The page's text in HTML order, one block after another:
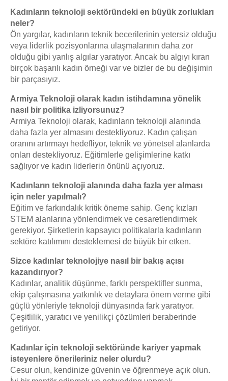
Kadınların teknoloji sektöründeki en büyük zorlukları
neler?
Ön yargılar, kadınların teknik becerilerinin yetersiz olduğu
veya liderlik pozisyonlarına ulaşmalarının daha zor
olduğu gibi yanlış algılar yaratıyor. Ancak bu algıyı kıran
birçok başarılı kadın örneği var ve bizler de bu değişimin
bir parçasıyız.
Armiya Teknoloji olarak kadın istihdamına yönelik
nasıl bir politika izliyorsunuz?
Armiya Teknoloji olarak, kadınların teknoloji alanında
daha fazla yer almasını destekliyoruz. Kadın çalışan
oranını artırmayı hedefliyor, teknik ve yönetsel alanlarda
onları destekliyoruz. Eğitimlerle gelişimlerine katkı
sağlıyor ve kadın liderlerin önünü açıyoruz.
Kadınların teknoloji alanında daha fazla yer alması
için neler yapılmalı?
Eğitim ve farkındalık kritik öneme sahip. Genç kızları
STEM alanlarına yönlendirmek ve cesaretlendirmek
gerekiyor. Şirketlerin kapsayıcı politikalarla kadınların
sektöre katılımını desteklemesi de büyük bir etken.
Sizce kadınlar teknolojiye nasıl bir bakış açısı
kazandırıyor?
Kadınlar, analitik düşünme, farklı perspektifler sunma,
ekip çalışmasına yatkınlık ve detaylara önem verme gibi
güçlü yönleriyle teknoloji dünyasında fark yaratıyor.
Çeşitlilik, yaratıcı ve yenilikçi çözümleri beraberinde
getiriyor.
Kadınlar için teknoloji sektöründe kariyer yapmak
isteyenlere önerileriniz neler olurdu?
Cesur olun, kendinize güvenin ve öğrenmeye açık olun.